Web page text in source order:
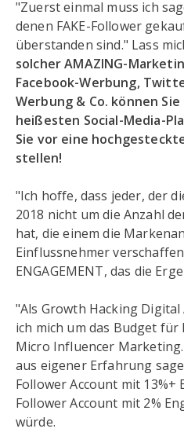
"Zuerst einmal muss ich
denen FAKE-Follower
überstanden sind." Lass
solcher AMAZING-
Facebook-Werbung,
Werbung & Co. können
heißesten Social-Media-
Sie vor eine
stellen!
"Ich hoffe, dass jeder, der
2018 nicht um die Anzahl
hat, die einem die
Einflussnehmer
ENGAGEMENT, das die
"Als Growth Hacking
ich mich um das Budget
Micro Influencer
aus eigener Erfahrung
Follower Account mit 13%+
Follower Account mit 2%
würde.